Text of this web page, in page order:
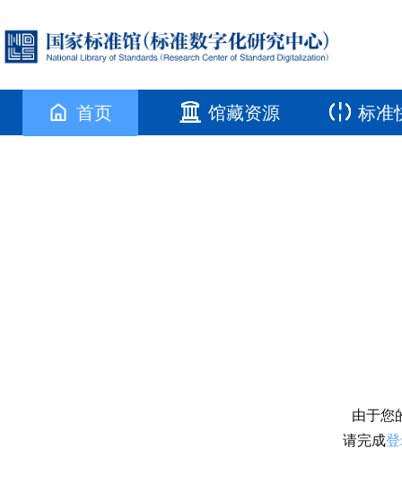
首页 馆藏资源 标准
由于您
请完成